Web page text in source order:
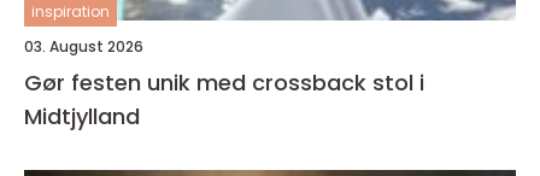
inspiration
03. August 2026
Gør festen unik med crossback stol i
Midtjylland